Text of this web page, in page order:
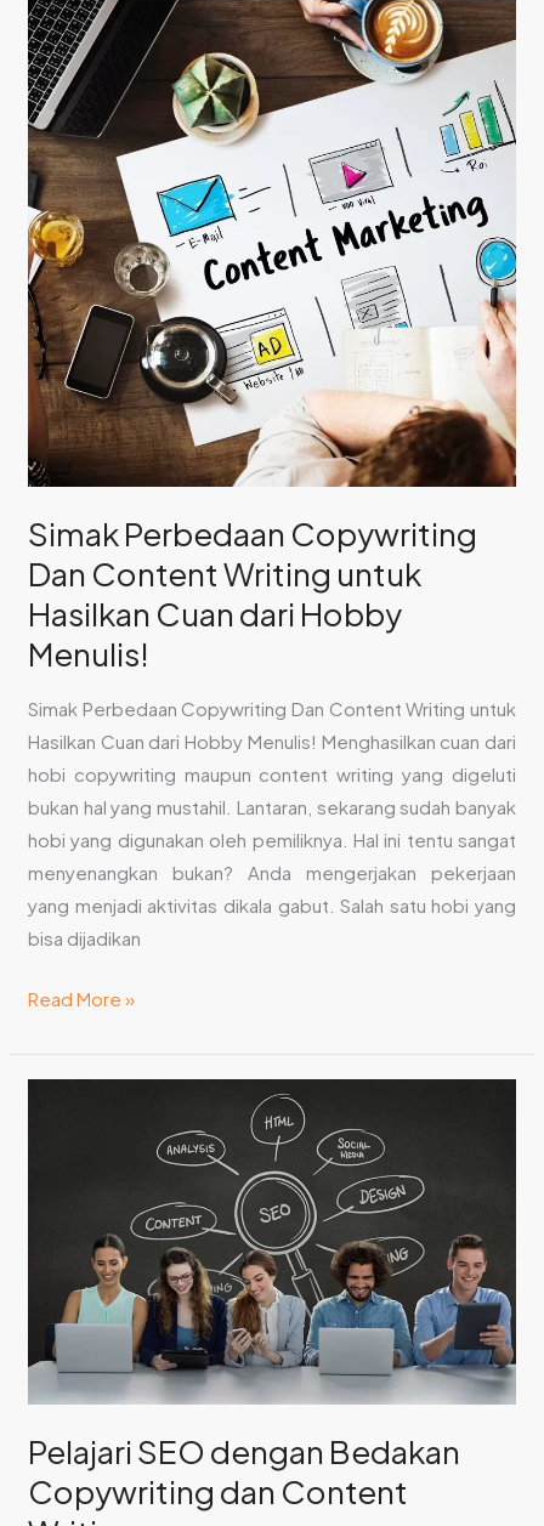
Simak Perbedaan Copywriting
Dan Content Writing untuk
Hasilkan Cuan dari Hobby
Menulis!
Simak Perbedaan Copywriting Dan Content Writing untuk
Hasilkan Cuan dari Hobby Menulis! Menghasilkan cuan dari
hobi copywriting maupun content writing yang digeluti
bukan hal yang mustahil. Lantaran, sekarang sudah banyak
hobi yang digunakan oleh pemiliknya. Hal ini tentu sangat
menyenangkan bukan? Anda mengerjakan pekerjaan
yang menjadi aktivitas dikala gabut. Salah satu hobi yang
bisa dijadikan
Simak
Perbedaan
Copywriting
Dan
Content
Writing
untuk
Hasilkan
Cuan
dari
Hobby
Menulis!
Read More »
Pelajari SEO dengan Bedakan
Copywriting dan Content
Copywriting
Content
Writing